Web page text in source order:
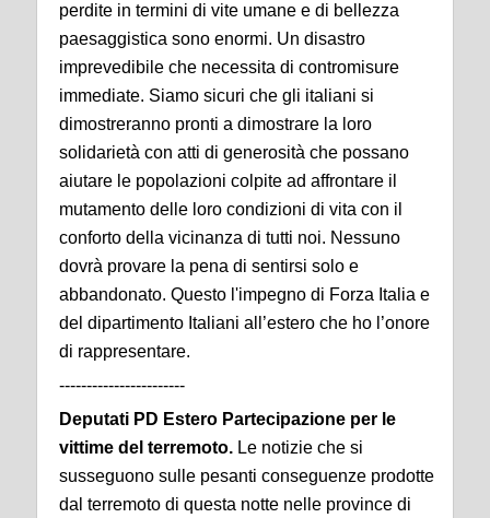
perdite in termini di vite umane e di bellezza
paesaggistica sono enormi. Un disastro
imprevedibile che necessita di contromisure
immediate. Siamo sicuri che gli italiani si
dimostreranno pronti a dimostrare la loro
solidarietà con atti di generosità che possano
aiutare le popolazioni colpite ad affrontare il
mutamento delle loro condizioni di vita con il
conforto della vicinanza di tutti noi. Nessuno
dovrà provare la pena di sentirsi solo e
abbandonato. Questo l'impegno di Forza Italia e
del dipartimento Italiani all’estero che ho l’onore
di rappresentare.
-----------------------
Deputati PD Estero Partecipazione per le
vittime del terremoto. Le notizie che si
susseguono sulle pesanti conseguenze prodotte
dal terremoto di questa notte nelle province di